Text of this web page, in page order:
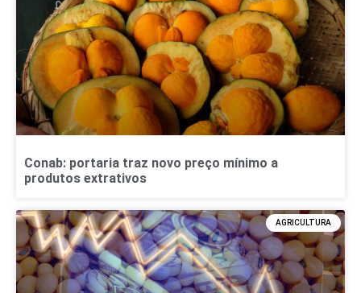
Conab: portaria traz novo preço mínimo a
produtos extrativos
AGRICULTURA